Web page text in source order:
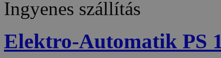
Ingyenes szállítás
Elektro-Automatik PS